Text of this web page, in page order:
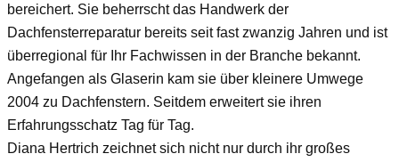
bereichert. Sie beherrscht das Handwerk der
Dachfensterreparatur bereits seit fast zwanzig Jahren und ist
überregional für Ihr Fachwissen in der Branche bekannt.
Angefangen als Glaserin kam sie über kleinere Umwege
2004 zu Dachfenstern. Seitdem erweitert sie ihren
Erfahrungsschatz Tag für Tag.
Diana Hertrich zeichnet sich nicht nur durch ihr großes